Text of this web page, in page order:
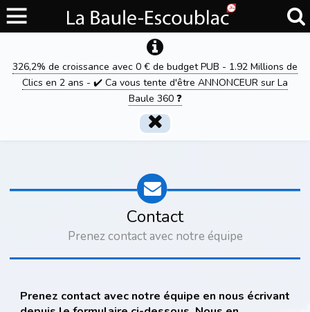
326,2% de croissance avec 0 € de budget PUB - 1.92 Millions de
Clics en 2 ans - ✔️ Ca vous tente d'être ANNONCEUR sur La
Baule 360 ❓
Contact
Prenez contact avec notre équipe
Prenez contact avec notre équipe en nous écrivant